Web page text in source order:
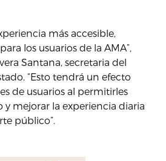
más accesible,
los usuarios de la AMA”,
Santana, secretaria del
“Esto tendrá un efecto
de usuarios al permitirles
mejorar la experiencia diaria
público”.